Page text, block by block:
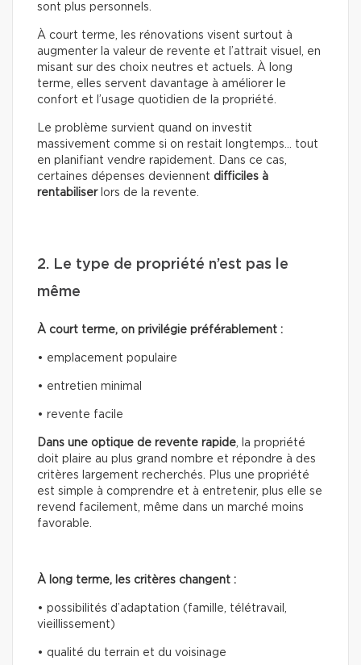
sont plus personnels.
À court terme, les rénovations visent surtout à
augmenter la valeur de revente et l’attrait visuel, en
misant sur des choix neutres et actuels. À long
terme, elles servent davantage à améliorer le
confort et l’usage quotidien de la propriété.
Le problème survient quand on investit
massivement comme si on restait longtemps… tout
en planifiant vendre rapidement. Dans ce cas,
certaines dépenses deviennent difficiles à
rentabiliserlors de la revente.
2. Le type de propriété n’est pas le
même
À court terme, on privilégie préférablement :
• emplacement populaire
• entretien minimal
• revente facile
Dans une optique de revente rapide , la propriété
doit plaire au plus grand nombre et répondre à des
critères largement recherchés. Plus une propriété
est simple à comprendre et à entretenir, plus elle se
revend facilement, même dans un marché moins
favorable.
À long terme, les critères changent :
• possibilités d’adaptation (famille, télétravail,
vieillissement)
• qualité du terrain et du voisinage